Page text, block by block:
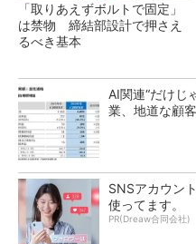
「取りあえずボルトで固定」
は禁物 締結部設計で押さえ
るべき基本
AI関連“だけじ
業、地道な顧
SNSアカウン
使ってます。
PR(Dreaw合同会社)